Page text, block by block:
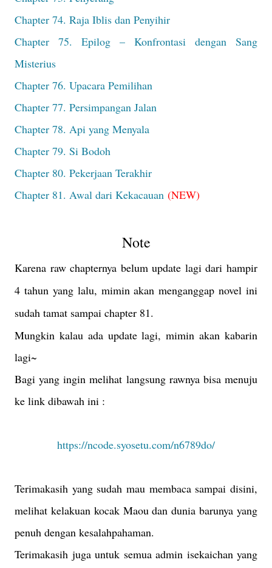
Chapter 74. Raja Iblis dan Penyihir
Chapter 75. Epilog – Konfrontasi dengan Sang
Misterius
Chapter 76. Upacara Pemilihan
Chapter 77. Persimpangan Jalan
Chapter 78. Api yang Menyala
Chapter 79. Si Bodoh
Chapter 80. Pekerjaan Terakhir
Chapter 81. Awal dari Kekacauan (NEW)
Note
Karena raw chapternya belum update lagi dari hampir
4 tahun yang lalu, mimin akan menganggap novel ini
sudah tamat sampai chapter 81.
Mungkin kalau ada update lagi, mimin akan kabarin
lagi~
Bagi yang ingin melihat langsung rawnya bisa menuju
ke link dibawah ini :
https://ncode.syosetu.com/n6789do/
Terimakasih yang sudah mau membaca sampai disini,
melihat kelakuan kocak Maou dan dunia barunya yang
penuh dengan kesalahpahaman.
Terimakasih juga untuk semua admin isekaichan yang